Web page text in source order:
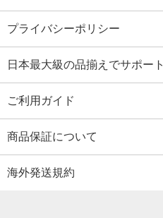
プライバシーポリシー
日本最大級の品揃えでサポート
ご利用ガイド
商品保証について
海外発送規約